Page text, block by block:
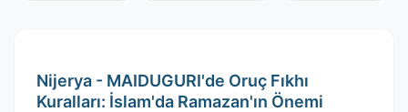
Nijerya - MAIDUGURI'de Oruç Fıkhı
Kuralları: İslam'da Ramazan'ın Önemi